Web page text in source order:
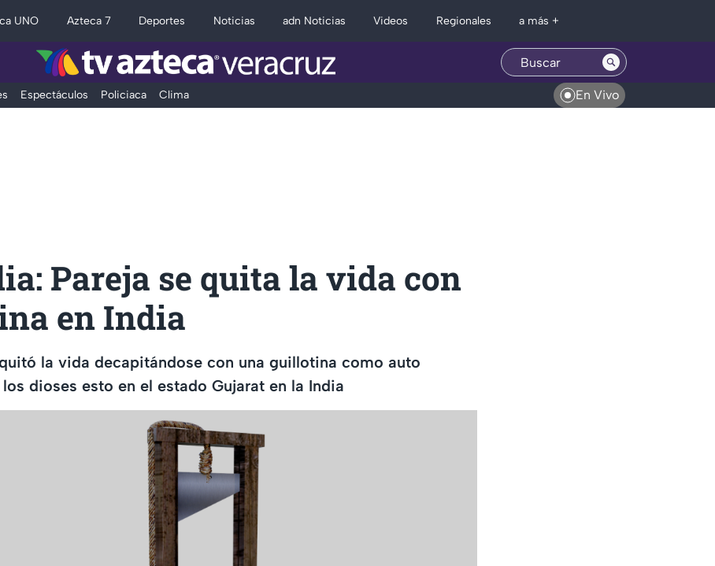
UNO Azteca 7 Deportes Noticias adn Noticias Videos Regionales a más +
Espectáculos Policiaca Clima En Vivo
Pareja se quita la vida con
en India
la vida decapitándose con una guillotina como auto
dioses esto en el estado Gujarat en la India